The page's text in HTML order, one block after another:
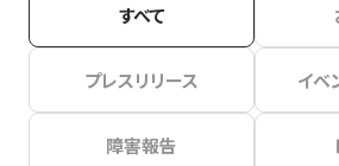
すべて
プレスリリース イベ
障害報告